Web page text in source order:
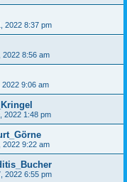
2022 8:37 pm
2022 8:56 am
2022 9:06 am
2022 1:48 pm
2022 9:22 am
2022 6:55 pm